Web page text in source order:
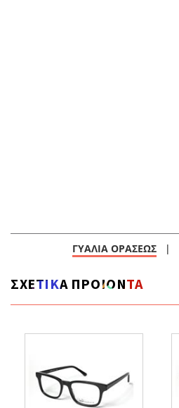
ΓΥΑΛΙΑ ΟΡΑΣΕΩΣ |
ΣΧΕΤΙΚΑ ΠΡΟΙΟΝΤΑ